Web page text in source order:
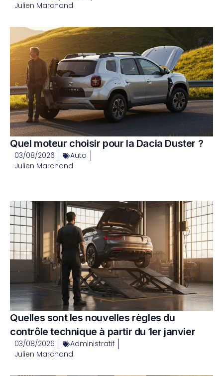
Julien Marchand
Quel moteur choisir pour la Dacia Duster ?
03/08/2026
Auto
Julien Marchand
Quelles sont les nouvelles règles du
contrôle technique à partir du 1er janvier
03/08/2026
Administratif
Julien Marchand